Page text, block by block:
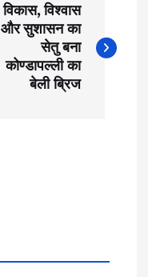
विकास, विश्वास
और सुशासन का
सेतु बना
कोण्डापल्ली का
बेली ब्रिज